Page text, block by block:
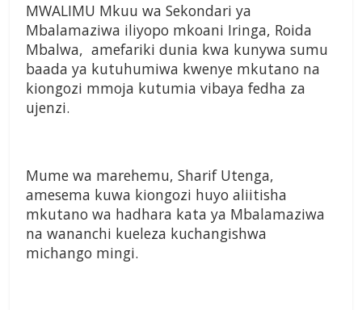
MWALIMU Mkuu wa Sekondari ya
Mbalamaziwa iliyopo mkoani Iringa, Roida
Mbalwa, amefariki dunia kwa kunywa sumu
baada ya kutuhumiwa kwenye mkutano na
kiongozi mmoja kutumia vibaya fedha za
ujenzi.
Mume wa marehemu, Sharif Utenga,
amesema kuwa kiongozi huyo aliitisha
mkutano wa hadhara kata ya Mbalamaziwa
na wananchi kueleza kuchangishwa
michango mingi.